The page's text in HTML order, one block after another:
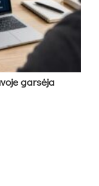
garsėja